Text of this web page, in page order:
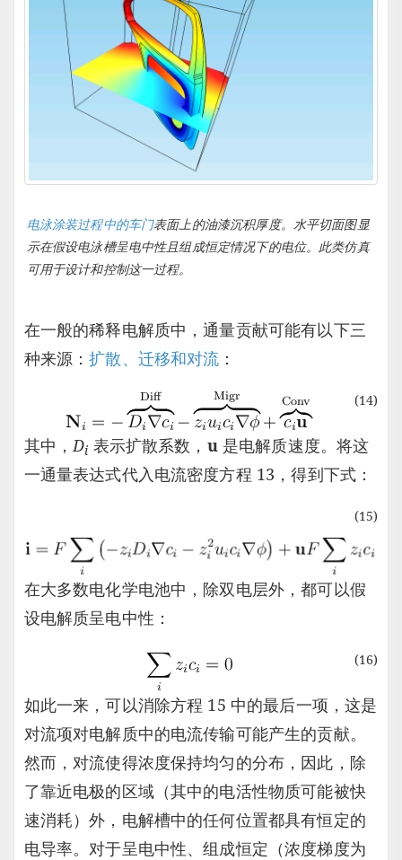
电泳涂装过程中的车门表面上的油漆沉积厚度。水平切面图显
示在假设电泳槽呈电中性且组成恒定情况下的电位。此类仿真
可用于设计和控制这一过程。
在一般的稀释电解质中，通量贡献可能有以下三
种来源：扩散、迁移和对流 ：
(14)
其中，Di 表示扩散系数， u是电解质速度。将这
一通量表达式代入电流密度方程 13，得到下式：
(15)
在大多数电化学电池中，除双电层外，都可以假
设电解质呈电中性：
(16)
如此一来，可以消除方程 15 中的最后一项，这是
对流项对电解质中的电流传输可能产生的贡献。
然而，对流使得浓度保持均匀的分布，因此，除
了靠近电极的区域（其中的电活性物质可能被快
速消耗）外，电解槽中的任何位置都具有恒定的
电导率。对于呈电中性、组成恒定（浓度梯度为